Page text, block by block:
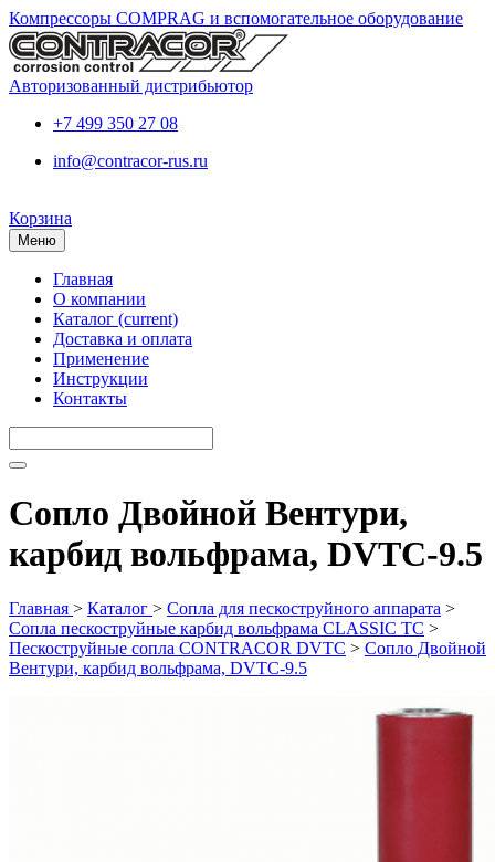
Компрессоры COMPRAG и вспомогательное оборудование
Авторизованный дистрибьютор
+7 499 350 27 08
info@contracor-rus.ru
Корзина
Меню
Главная
О компании
Каталог (current)
Доставка и оплата
Применение
Инструкции
Контакты
Сопло Двойной Вентури,
карбид вольфрама, DVTC-9.5
Главная > Каталог > Сопла для пескоструйного аппарата >
Сопла пескоструйные карбид вольфрама CLASSIC TC >
Пескоструйные сопла CONTRACOR DVTC > Сопло Двойной
Вентури, карбид вольфрама, DVTC-9.5